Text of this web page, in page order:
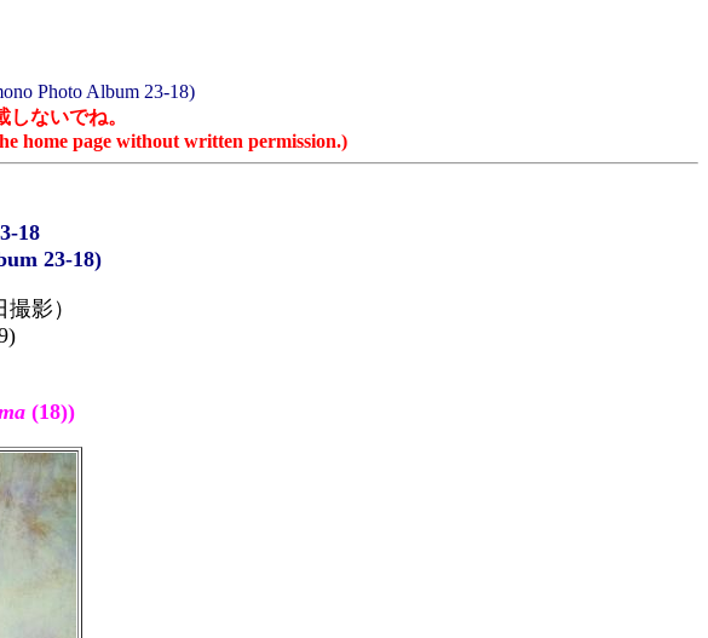
Photo Album 23-18)
ないでね。
home page without written permission.)
18
23-18)
影）
(18))